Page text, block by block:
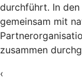
durchführt. In
gemeinsam mit
zusammen
‹